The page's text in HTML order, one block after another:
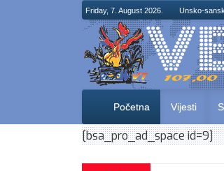
Friday, 7. August 2026. Unsko-
Početna Vijesti
[bsa_pro_ad_space id=9]